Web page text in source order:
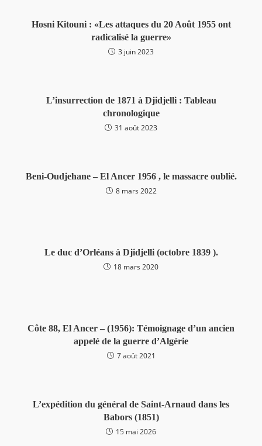
Hosni Kitouni : «Les attaques du 20 Août 1955 ont
radicalisé la guerre»
3 juin 2023
L’insurrection de 1871 à Djidjelli : Tableau
chronologique
31 août 2023
Beni-Oudjehane – El Ancer 1956 , le massacre oublié.
8 mars 2022
Le duc d’Orléans à Djidjelli (octobre 1839 ).
18 mars 2020
Côte 88, El Ancer – (1956): Témoignage d’un ancien
appelé de la guerre d’Algérie
7 août 2021
L’expédition du général de Saint-Arnaud dans les
Babors (1851)
15 mai 2026